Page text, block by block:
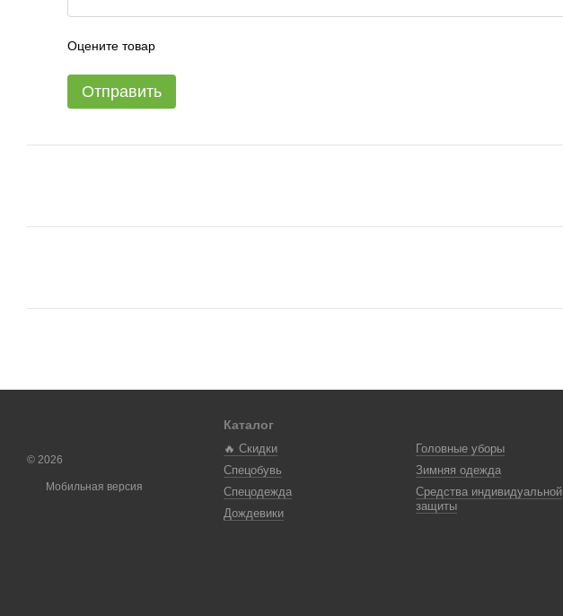
Оцените товар
Отправить
© 2026
Мобильная версия
Каталог
🔥 Скидки
Спецобувь
Спецодежда
Дождевики
Головные уборы
Зимняя одежда
Средства индивидуальной
защиты